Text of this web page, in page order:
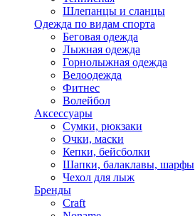
Шлепанцы и сланцы
Одежда по видам спорта
Беговая одежда
Лыжная одежда
Горнолыжная одежда
Велоодежда
Фитнес
Волейбол
Аксессуары
Сумки, рюкзаки
Очки, маски
Кепки, бейсболки
Шапки, балаклавы, шарфы
Чехол для лыж
Бренды
Craft